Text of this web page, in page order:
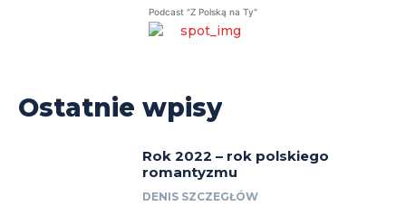
Podcast "Z Polską na Ty"
Ostatnie wpisy
Rok 2022 – rok polskiego
romantyzmu
DENIS SZCZEGŁÓW